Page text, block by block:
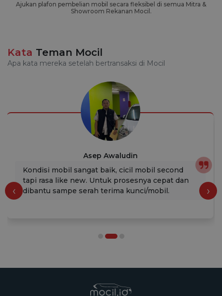
Ajukan plafon pembelian mobil secara fleksibel di semua Mitra &
Showroom Rekanan Mocil.
Kata Teman Mocil
Apa kata mereka setelah bertransaksi di Mocil
Asep Awaludin
Kondisi mobil sangat baik, cicil mobil second
tapi rasa like new. Untuk prosesnya cepat dan
dibantu sampe serah terima kunci/mobil.
‹ ›